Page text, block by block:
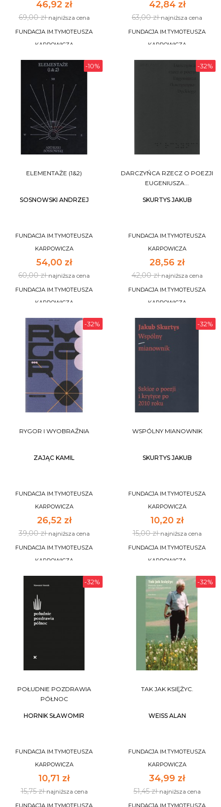
46,92 zł
69,00 złnajniższa cena
FUNDACJA IM.TYMOTEUSZA
KARPOWICZA
DO KOSZYKA
42,84 zł
63,00 złnajniższa cena
FUNDACJA IM.TYMOTEUSZA
KARPOWICZA
-10%
ELEMENTAŻE (1&2)
SOSNOWSKI ANDRZEJ
FUNDACJA IM.TYMOTEUSZA
KARPOWICZA
54,00 zł
60,00 złnajniższa cena
FUNDACJA IM.TYMOTEUSZA
KARPOWICZA
DO KOSZYKA
-32%
DARCZYŃCA RZECZ O POEZJI
EUGENIUSZA...
SKURTYS JAKUB
FUNDACJA IM.TYMOTEUSZA
KARPOWICZA
28,56 zł
42,00 złnajniższa cena
FUNDACJA IM.TYMOTEUSZA
KARPOWICZA
DO KOSZYKA
-32%
RYGOR I WYOBRAŹNIA
ZAJĄC KAMIL
FUNDACJA IM.TYMOTEUSZA
KARPOWICZA
26,52 zł
39,00 złnajniższa cena
FUNDACJA IM.TYMOTEUSZA
KARPOWICZA
DO KOSZYKA
-32%
WSPÓLNY MIANOWNIK
SKURTYS JAKUB
FUNDACJA IM.TYMOTEUSZA
KARPOWICZA
10,20 zł
15,00 złnajniższa cena
FUNDACJA IM.TYMOTEUSZA
KARPOWICZA
NIEDOSTĘPNY
-32%
POŁUDNIE POZDRAWIA
PÓŁNOC
HORNIK SŁAWOMIR
FUNDACJA IM.TYMOTEUSZA
KARPOWICZA
10,71 zł
15,75 złnajniższa cena
FUNDACJA IM.TYMOTEUSZA
-32%
TAK JAK KSIĘŻYC.
WEISS ALAN
FUNDACJA IM.TYMOTEUSZA
KARPOWICZA
34,99 zł
51,45 złnajniższa cena
FUNDACJA IM.TYMOTEUSZA